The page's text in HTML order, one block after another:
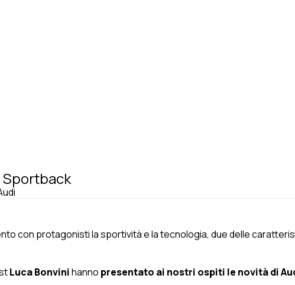
Sportback
con protagonisti la sportività e la tecnologia, due delle
Luca Bonvinihanno presentato ai nostri ospiti le novità di